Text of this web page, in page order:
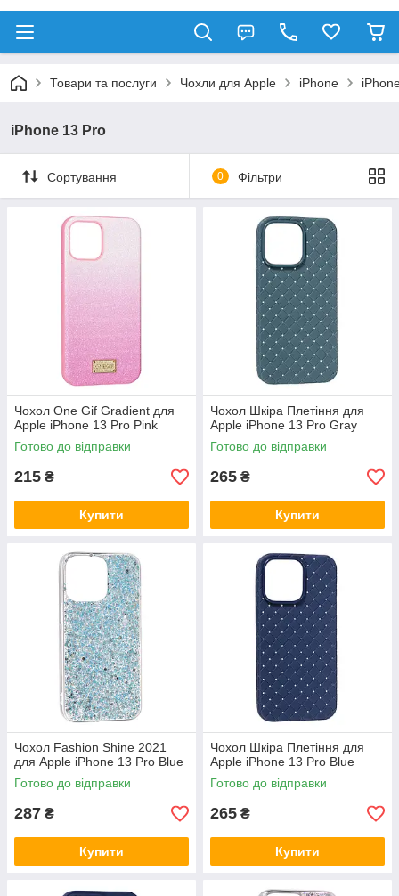
Товари та послуги Чохли для Apple iPhone
iPhone 13 Pro
Сортування 0 Фільтри
Чохол One Gif Gradient для
Apple iPhone 13 Pro Pink
Готово до відправки
215 ₴
Купити
Чохол Шкіра Плетіння для
Apple iPhone 13 Pro Gray
Готово до відправки
265 ₴
Купити
Чохол Fashion Shine 2021
для Apple iPhone 13 Pro Blue
Готово до відправки
287 ₴
Купити
Чохол Шкіра Плетіння для
Apple iPhone 13 Pro Blue
Готово до відправки
265 ₴
Купити